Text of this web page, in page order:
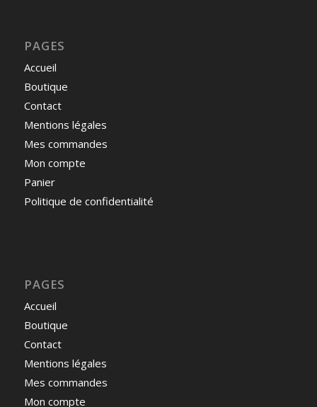
PAGES
Accueil
Boutique
Contact
Mentions légales
Mes commandes
Mon compte
Panier
Politique de confidentialité
PAGES
Accueil
Boutique
Contact
Mentions légales
Mes commandes
Mon compte